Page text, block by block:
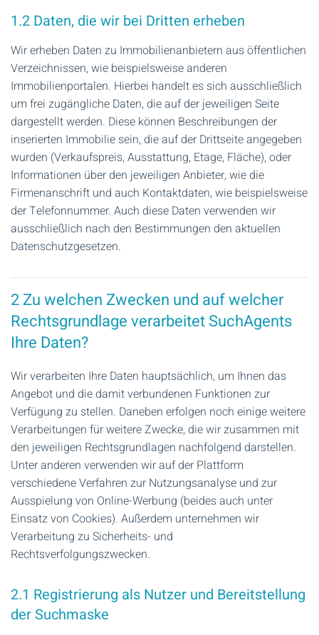
1.2 Daten, die wir bei Dritten erheben
Wir erheben Daten zu Immobilienanbietern aus öffentlichen
Verzeichnissen, wie beispielsweise anderen
Immobilienportalen. Hierbei handelt es sich ausschließlich
um frei zugängliche Daten, die auf der jeweiligen Seite
dargestellt werden. Diese können Beschreibungen der
inserierten Immobilie sein, die auf der Drittseite angegeben
wurden (Verkaufspreis, Ausstattung, Etage, Fläche), oder
Informationen über den jeweiligen Anbieter, wie die
Firmenanschrift und auch Kontaktdaten, wie beispielsweise
der Telefonnummer. Auch diese Daten verwenden wir
ausschließlich nach den Bestimmungen den aktuellen
Datenschutzgesetzen.
2 Zu welchen Zwecken und auf welcher
Rechtsgrundlage verarbeitet SuchAgents
Ihre Daten?
Wir verarbeiten Ihre Daten hauptsächlich, um Ihnen das
Angebot und die damit verbundenen Funktionen zur
Verfügung zu stellen. Daneben erfolgen noch einige weitere
Verarbeitungen für weitere Zwecke, die wir zusammen mit
den jeweiligen Rechtsgrundlagen nachfolgend darstellen.
Unter anderen verwenden wir auf der Plattform
verschiedene Verfahren zur Nutzungsanalyse und zur
Ausspielung von Online-Werbung (beides auch unter
Einsatz von Cookies). Außerdem unternehmen wir
Verarbeitung zu Sicherheits- und
Rechtsverfolgungszwecken.
2.1 Registrierung als Nutzer und Bereitstellung
der Suchmaske